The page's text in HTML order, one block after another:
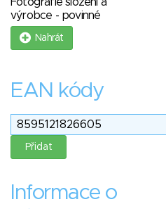
výrobce - povinné
Nahrát
EAN kódy
Informace o